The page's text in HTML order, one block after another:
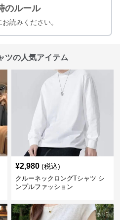
のルール
読みください。
ツの人気アイテム
¥2,980 (税込)
クルーネックロングTシャツ シ
ンプルファッション